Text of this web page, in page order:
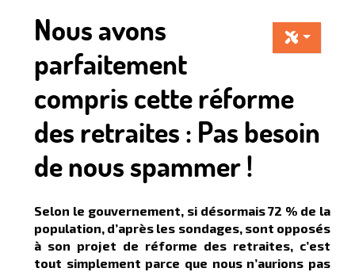
Nous avons
parfaitement
compris cette réforme
des retraites : Pas besoin
de nous spammer !
Selon le gouvernement, si désormais 72 % de la
population, d’après les sondages, sont opposés
à son projet de réforme des retraites, c’est
tout simplement parce que nous n’aurions pas